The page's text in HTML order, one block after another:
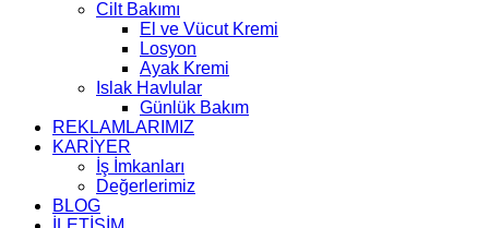
Cilt Bakımı
El ve Vücut Kremi
Losyon
Ayak Kremi
Islak Havlular
Günlük Bakım
REKLAMLARIMIZ
KARİYER
İş İmkanları
Değerlerimiz
BLOG